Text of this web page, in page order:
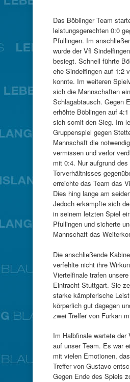
Das Böblinger Team
leistungsgerechten 0:0
Pfullingen. Im
wurde der Vfl
besiegt. Schnell führte
ehe Sindelfingen auf 1:2
konnte. Im weiteren
sich die Mannschaften
Schlagabtausch. Gegen
erhöhte Böblingen auf
sich somit den Sieg. Im
Gruppenspiel gegen
Mannschaft die
vermissen und verlor
mit 0:4. Nur aufgrund
Torverhältnisses
erreichte das Team das
Dies hing lange am
Jedoch erkämpfte sich
in seinem letzten Spiel
Pfullingen und sicherte
Mannschaft das
Die anschließende
verfehlte nicht ihre
Viertelfinale trafen
Eintracht Stuttgart. Sie
starke kämpferische
körperlich gut dagegen
zwei Treffer von Furkan
Im Halbfinale wartete der
auf unser Team. Es war
mit vielen Emotionen,
Treffer von Gustavo
Gegen Ende des Spiels